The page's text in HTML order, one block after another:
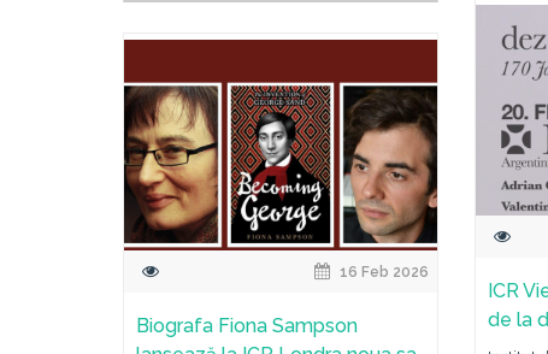
ICR
de la
16 Feb 2026
Biografa Fiona Sampson